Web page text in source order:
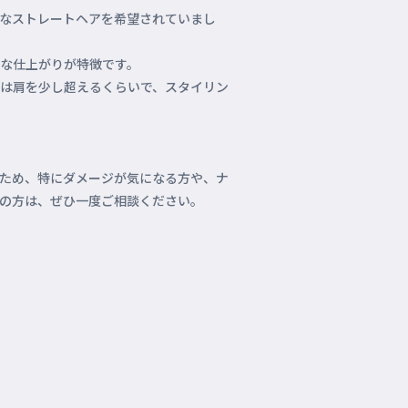
ストレートヘアを希望されていまし
上がりが特徴です。
肩を少し超えるくらいで、スタイリン
め、特にダメージが気になる方や、ナ
は、ぜひ一度ご相談ください。